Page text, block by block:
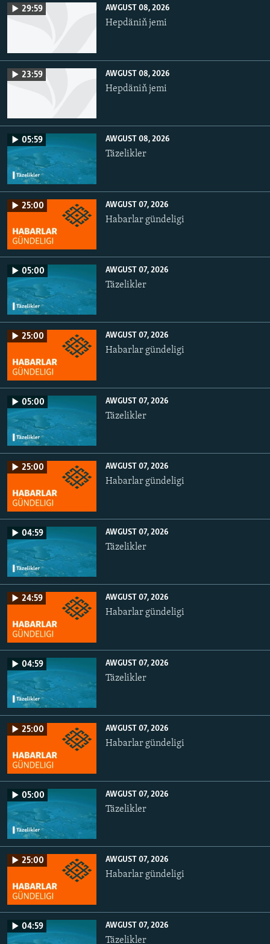
29:59 AWGUST 08, 2026
Hepdäniň jemi
23:59 AWGUST 08, 2026
Hepdäniň jemi
05:59 AWGUST 08, 2026
Täzelikler
25:00 AWGUST 07, 2026
Habarlar gündeligi
05:00 AWGUST 07, 2026
Täzelikler
25:00 AWGUST 07, 2026
Habarlar gündeligi
05:00 AWGUST 07, 2026
Täzelikler
25:00 AWGUST 07, 2026
Habarlar gündeligi
04:59 AWGUST 07, 2026
Täzelikler
24:59 AWGUST 07, 2026
Habarlar gündeligi
04:59 AWGUST 07, 2026
Täzelikler
25:00 AWGUST 07, 2026
Habarlar gündeligi
05:00 AWGUST 07, 2026
Täzelikler
25:00 AWGUST 07, 2026
Habarlar gündeligi
04:59 AWGUST 07, 2026
Täzelikler